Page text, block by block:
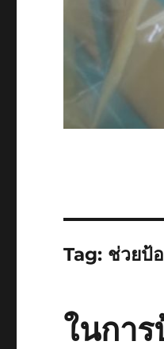
Tag: ช่วยป้
ในกา